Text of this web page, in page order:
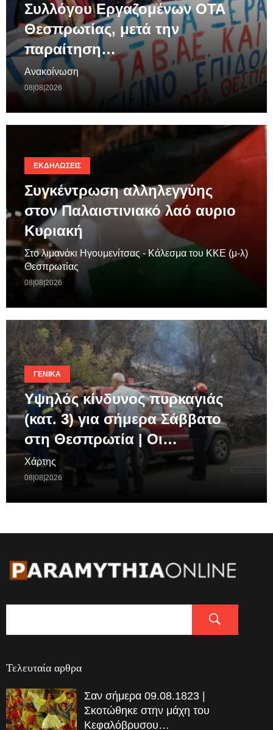
Συλλόγου Εργαζομένων ΟΤΑ
Θεσπρωτίας, μετά την
παραίτηση…
Ανακοίνωση
08|08|2026
ΕΚΔΗΛΏΣΕΙΣ
Συγκέντρωση αλληλεγγύης
στον Παλαιστινιακό λαό αυριο
Κυριακή
Στο λιμανάκι Ηγουμενίτσας - Κάλεσμα του ΚΚΕ (μ-λ)
Θεσπρωτίας
08|08|2026
ΓΕΝΙΚΆ
Υψηλός κίνδυνος πυρκαγιάς
(κατ. 3) για σήμερα Σάββατο
στη Θεσπρωτία | Οι…
Χάρτης
08|08|2026
Τελευταία αρθρα
Σαν σήμερα 09.08.1823 |
Σκοτώθηκε στην μάχη του
Κεφαλόβρυσου…